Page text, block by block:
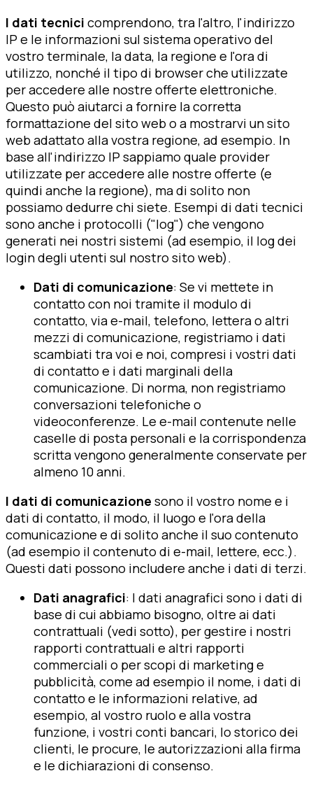
I dati tecnici comprendono, tra l'altro, l'indirizzo
IP e le informazioni sul sistema operativo del
vostro terminale, la data, la regione e l'ora di
utilizzo, nonché il tipo di browser che utilizzate
per accedere alle nostre offerte elettroniche.
Questo può aiutarci a fornire la corretta
formattazione del sito web o a mostrarvi un sito
web adattato alla vostra regione, ad esempio. In
base all'indirizzo IP sappiamo quale provider
utilizzate per accedere alle nostre offerte (e
quindi anche la regione), ma di solito non
possiamo dedurre chi siete. Esempi di dati tecnici
sono anche i protocolli ("log") che vengono
generati nei nostri sistemi (ad esempio, il log dei
login degli utenti sul nostro sito web).
Dati di comunicazione: Se vi mettete in
contatto con noi tramite il modulo di
contatto, via e-mail, telefono, lettera o altri
mezzi di comunicazione, registriamo i dati
scambiati tra voi e noi, compresi i vostri dati
di contatto e i dati marginali della
comunicazione. Di norma, non registriamo
conversazioni telefoniche o
videoconferenze. Le e-mail contenute nelle
caselle di posta personali e la corrispondenza
scritta vengono generalmente conservate per
almeno 10 anni.
I dati di comunicazione sono il vostro nome e i
dati di contatto, il modo, il luogo e l'ora della
comunicazione e di solito anche il suo contenuto
(ad esempio il contenuto di e-mail, lettere, ecc.).
Questi dati possono includere anche i dati di terzi.
Dati anagrafici: I dati anagrafici sono i dati di
base di cui abbiamo bisogno, oltre ai dati
contrattuali (vedi sotto), per gestire i nostri
rapporti contrattuali e altri rapporti
commerciali o per scopi di marketing e
pubblicità, come ad esempio il nome, i dati di
contatto e le informazioni relative, ad
esempio, al vostro ruolo e alla vostra
funzione, i vostri conti bancari, lo storico dei
clienti, le procure, le autorizzazioni alla firma
e le dichiarazioni di consenso.